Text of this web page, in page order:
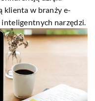
klienta w branży e-
narzędzi.